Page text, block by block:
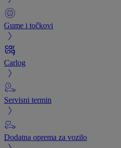
Gume i točkovi
Carlog
Servisni termin
Dodatna oprema za vozilo